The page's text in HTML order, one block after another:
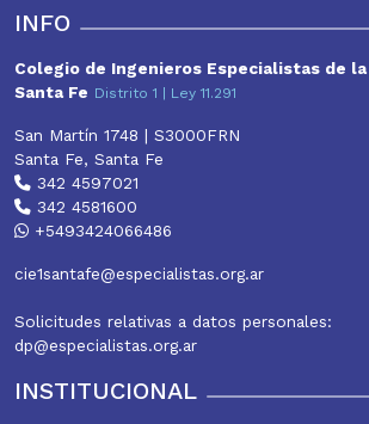
INFO
Colegio de Ingenieros Especialistas de
Santa Fe Distrito 1 | Ley 11.291
San Martín 1748 | S3000FRN
Santa Fe, Santa Fe
342 4597021
342 4581600
+5493424066486
cie1santafe@especialistas.org.ar
Solicitudes relativas a datos personales:
dp@especialistas.org.ar
INSTITUCIONAL